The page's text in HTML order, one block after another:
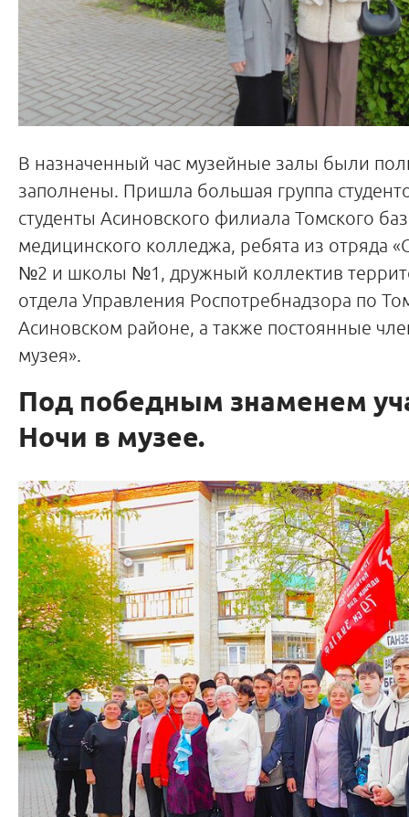
В назначенный час музейные залы были
заполнены. Пришла большая группа
студенты Асиновского филиала Томского
медицинского колледжа, ребята из отряда
№2 и школы №1, дружный коллектив
отдела Управления Роспотребнадзора по
Асиновском районе, а также постоянные
музея».
Под победным знаменем
Ночи в музее.